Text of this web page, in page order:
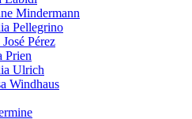
Mindermann
Pellegrino
Pérez
Prien
Ulrich
Windhaus